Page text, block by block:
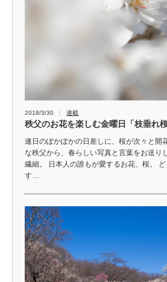
2018/3/30 連載
秩父のお花を楽しむ金曜日「枝垂れ
連日のぽかぽかの日差しに、桜が次々と開
な秩父から、春らしい写真と言葉をお送り
繊細。 日本人の誰もが愛するお花、桜。 ど
す…